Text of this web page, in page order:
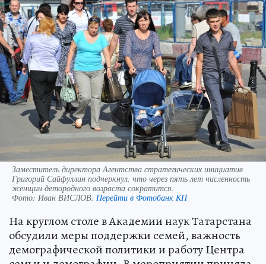
Заместитель директора Агентства стратегических инициатив
Григорий Сайфуллин подчеркнул, что через пять лет численность
женщин детородного возраста сократится.
Фото: Иван ВИСЛОВ. Перейти в Фотобанк КП
На круглом столе в Академии наук Татарстана
обсудили меры поддержки семей, важность
демографической политики и работу Центра